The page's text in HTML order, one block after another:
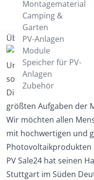
Montagematerial
Camping &
Garten
PV-Anlagen
Module
Speicher für PV-
Anlagen
Zubehör
Über Uns
Unser Ziel ist es, die
so unser Klima und
Die Einhaltung der
größten Aufgaben der
Wir möchten allen
mit hochwertigen und
Photovoltaikprodukten
PV Sale24 hat seinen
Stuttgart im Süden